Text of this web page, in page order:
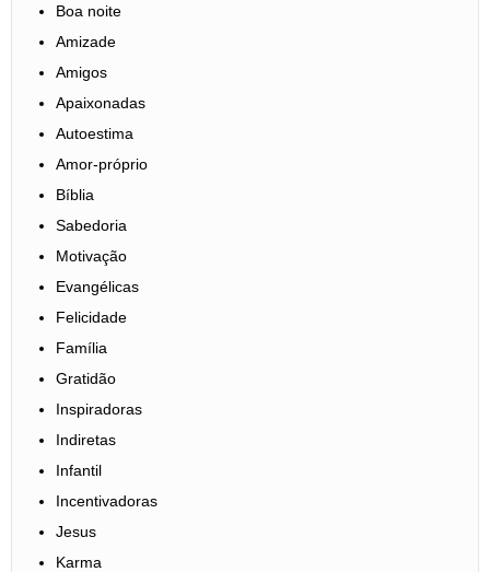
Boa noite
Amizade
Amigos
Apaixonadas
Autoestima
Amor-próprio
Bíblia
Sabedoria
Motivação
Evangélicas
Felicidade
Família
Gratidão
Inspiradoras
Indiretas
Infantil
Incentivadoras
Jesus
Karma